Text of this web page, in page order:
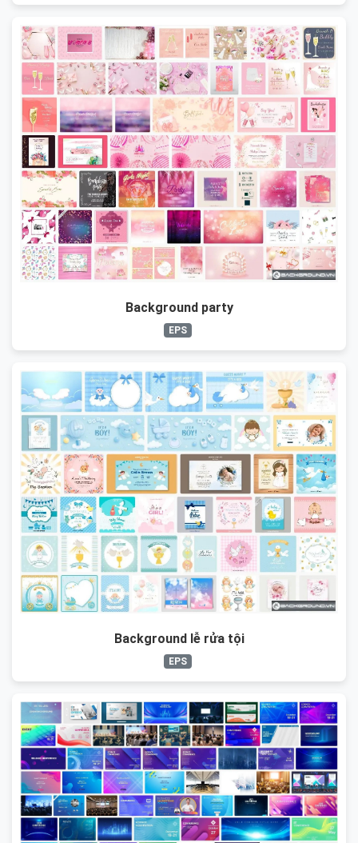
Background party
EPS
Background lễ rửa tội
EPS